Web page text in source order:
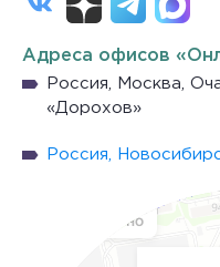
Адреса офисов
Россия, Москва,
«Дорохов»
Россия,
ЧОУ Онлайн Гимназия № 1
Гимназия в Новосибирске
Частная школа в